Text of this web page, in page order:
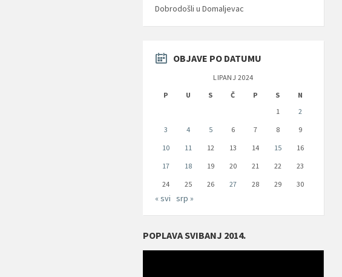
Dobrodošli u Domaljevac
OBJAVE PO DATUMU
LIPANJ 2024
P
U S Č P S
N
1
2
3
4 5 6 7 8
9
10
11 12 13 14 15
16
17
18 19 20 21 22
23
24
25 26 27 28 29 30
« svi srp »
POPLAVA SVIBANJ 2014.